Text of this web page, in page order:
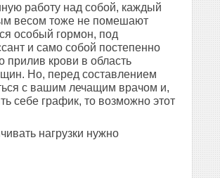
работу над собой, каждый
весом тоже не помешают
особый гормон, под
и само собой постепенно
прилив крови в область
Но, перед составлением
с вашим лечащим врачом и,
себе график, то возможно этот
нагрузки нужно